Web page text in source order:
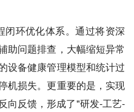
闭环优化体系。通过将资深
助问题排查，大幅缩短异常
设备健康管理模型和统计过
机损失。更重要的是，实现
向反馈，形成了"研发-工艺-